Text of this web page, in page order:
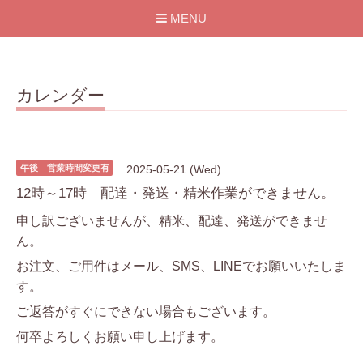
MENU
カレンダー
午後 営業時間変更有 2025-05-21 (Wed)
12時～17時 配達・発送・精米作業ができません。
申し訳ございませんが、精米、配達、発送ができませ
ん。
お注文、ご用件はメール、SMS、LINEでお願いいたしま
す。
ご返答がすぐにできない場合もございます。
何卒よろしくお願い申し上げます。